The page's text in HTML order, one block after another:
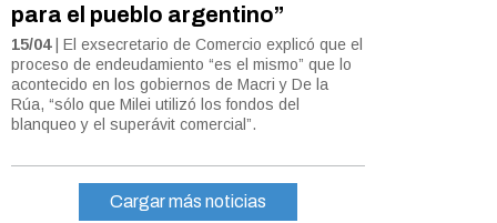
para el pueblo argentino”
15/04| El exsecretario de Comercio explicó que el
proceso de endeudamiento “es el mismo” que lo
acontecido en los gobiernos de Macri y De la
Rúa, “sólo que Milei utilizó los fondos del
blanqueo y el superávit comercial”.
Cargar más noticias